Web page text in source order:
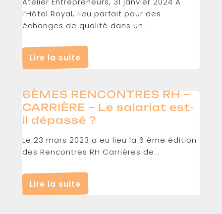
l’Hôtel Royal, lieu parfait pour des
échanges de qualité dans un...
Lire la suite
6ÈMES RENCONTRES RH –
CARRIÈRE – Le salariat est-
il dépassé ?
Le 23 mars 2023 a eu lieu la 6 ème édition
des Rencontres RH Carrières de...
Lire la suite